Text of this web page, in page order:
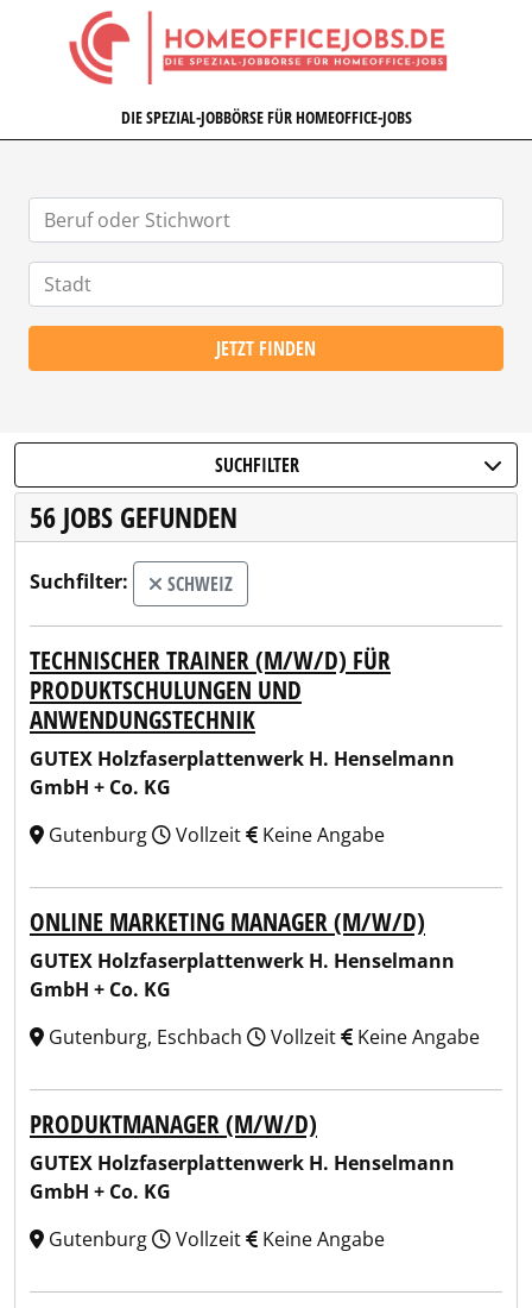
HOMEOFFICEJOBS.DE
DIE SPEZIAL-JOBBÖRSE FÜR HOMEOFFICE-JOBS
JETZT FINDEN
SUCHFILTER
56 JOBS GEFUNDEN
Suchfilter: SCHWEIZ
TECHNISCHER TRAINER (M/W/D) FÜR
PRODUKTSCHULUNGEN UND
ANWENDUNGSTECHNIK
GUTEX Holzfaserplattenwerk H. Henselmann
GmbH + Co. KG
Gutenburg
Vollzeit Keine Angabe
ONLINE MARKETING MANAGER (M/W/D)
GUTEX Holzfaserplattenwerk H. Henselmann
GmbH + Co. KG
Gutenburg, Eschbach
Vollzeit Keine Angabe
PRODUKTMANAGER (M/W/D)
GUTEX Holzfaserplattenwerk H. Henselmann
GmbH + Co. KG
Gutenburg
Vollzeit Keine Angabe